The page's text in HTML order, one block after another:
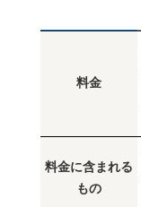
料金
料金に含まれる
もの